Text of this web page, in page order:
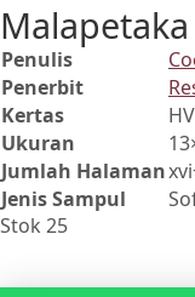
Penulis
Penerbit
Kertas
Ukuran
Jumlah Halaman
Jenis Sampul
Stok 25